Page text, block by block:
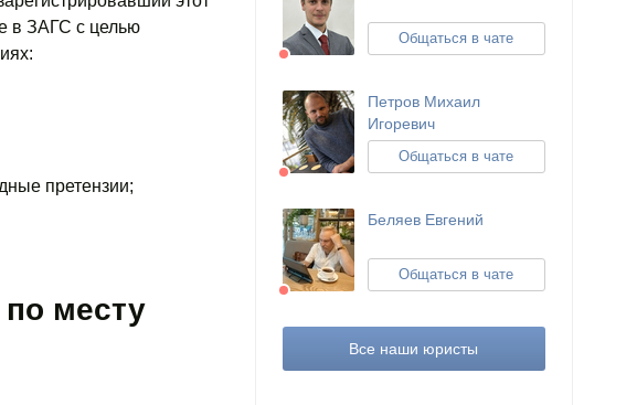
в ЗАГС с целью
претензии;
месту
Общаться в чате
Петров Михаил
Игоревич
Общаться в чате
Беляев Евгений
Общаться в чате
Все наши юристы